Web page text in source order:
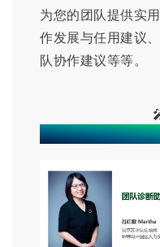
为您的团队提供实
作发展与任用建议
队协作建议等等。
认证伙